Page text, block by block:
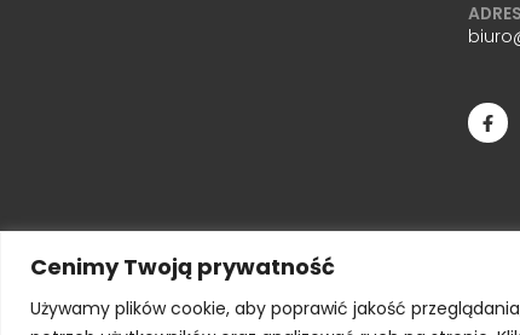
Cenimy Twoją prywatność
Używamy plików cookie, aby poprawić jakość